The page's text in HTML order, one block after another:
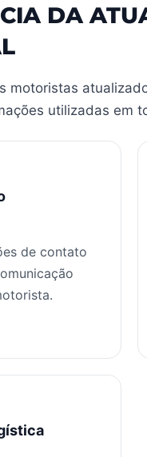
DA
motoristas
utilizadas em
de contato